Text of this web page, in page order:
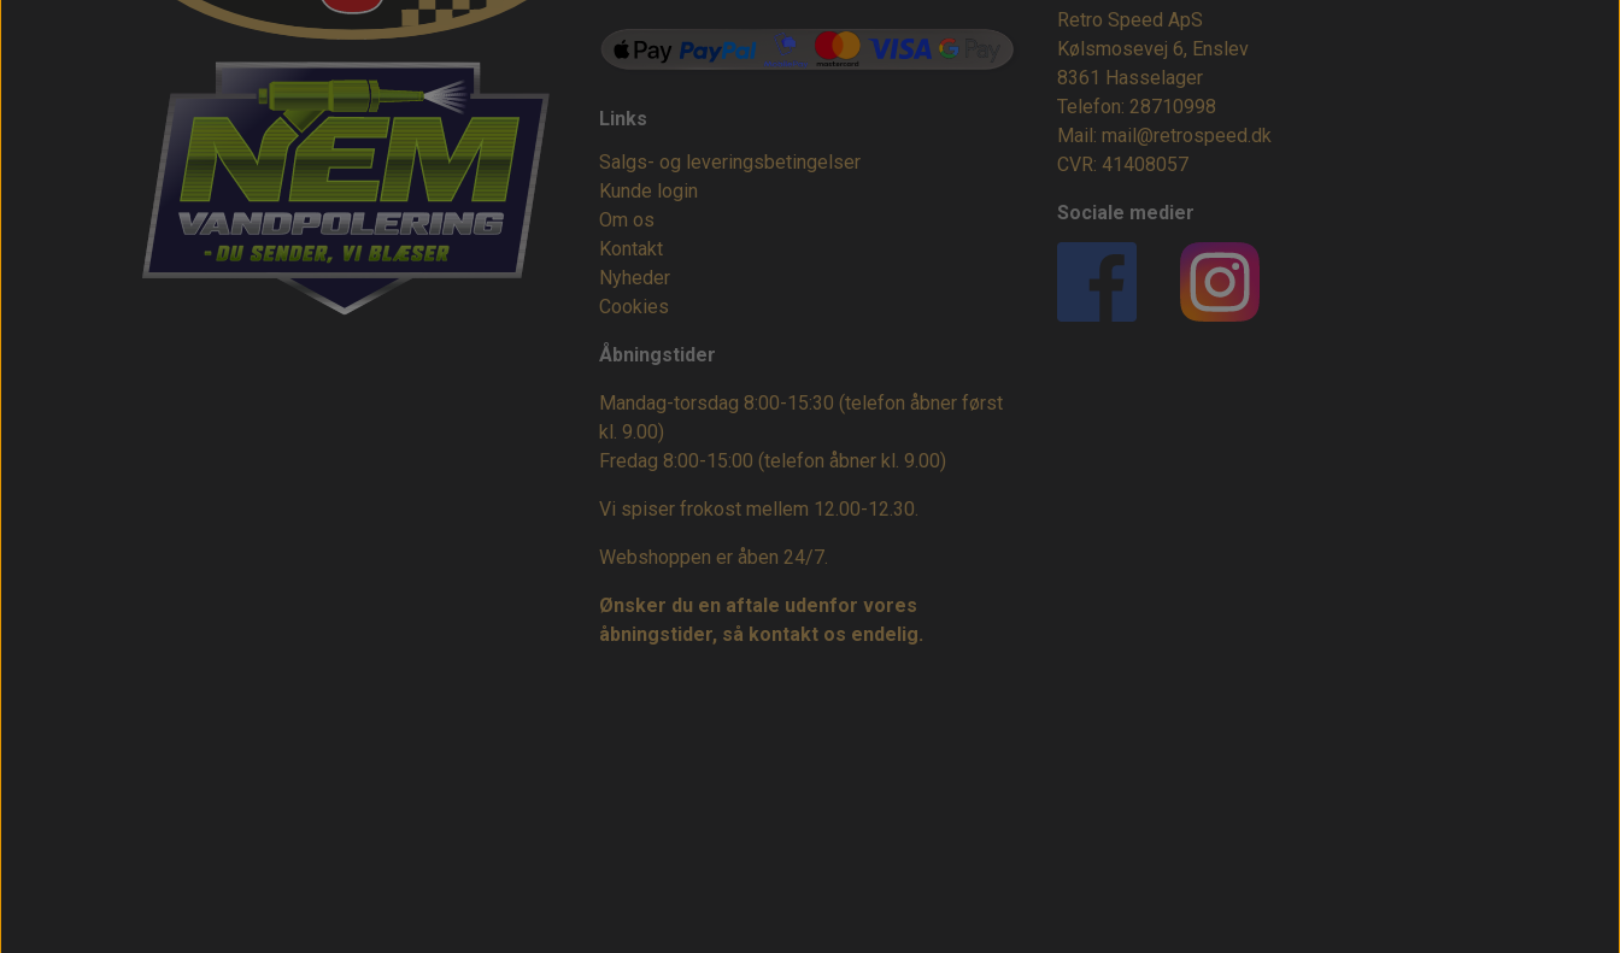
Links
Salgs- og leveringsbetingelser
Kunde login
Om os
Kontakt
Nyheder
Cookies
Åbningstider
Mandag-torsdag 8:00-15:30 (telefon åbner først
kl. 9.00)
Fredag 8:00-15:00 (telefon åbner kl. 9.00)
Vi spiser frokost mellem 12.00-12.30.
Webshoppen er åben 24/7.
Ønsker du en aftale udenfor vores
åbningstider, så kontakt os endelig.
Retro Speed ApS
Kølsmosevej 6, Enslev
8361 Hasselager
Telefon: 28710998
Mail: mail@retrospeed.dk
CVR: 41408057
Sociale medier